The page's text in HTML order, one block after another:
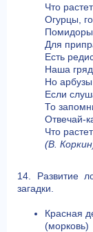
Что
Огурцы,
Помидоры
Для
Есть
Наша
Но арбузы
Если
То
Отвечай-
Что
(В.
14. Развитие
загадки.
Красная
(морковь)